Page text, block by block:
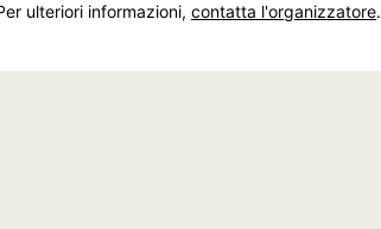
ulteriori informazioni, contatta l'organizzatore.